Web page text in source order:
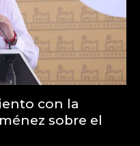
con la
sobre el